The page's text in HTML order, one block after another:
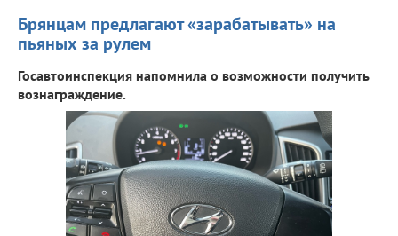
Брянцам предлагают «зарабатывать» на
пьяных за рулем
Госавтоинспекция напомнила о возможности получить
вознаграждение.